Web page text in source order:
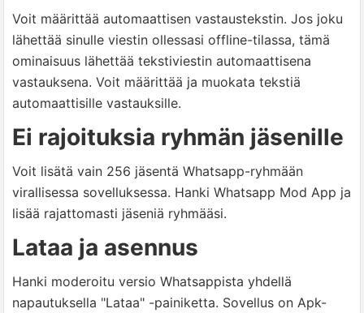
Voit määrittää automaattisen vastaustekstin. Jos joku
lähettää sinulle viestin ollessasi offline-tilassa, tämä
ominaisuus lähettää tekstiviestin automaattisena
vastauksena. Voit määrittää ja muokata tekstiä
automaattisille vastauksille.
Ei rajoituksia ryhmän jäsenille
Voit lisätä vain 256 jäsentä Whatsapp-ryhmään
virallisessa sovelluksessa. Hanki Whatsapp Mod App ja
lisää rajattomasti jäseniä ryhmääsi.
Lataa ja asennus
Hanki moderoitu versio Whatsappista yhdellä
napautuksella "Lataa" -painiketta. Sovellus on Apk-